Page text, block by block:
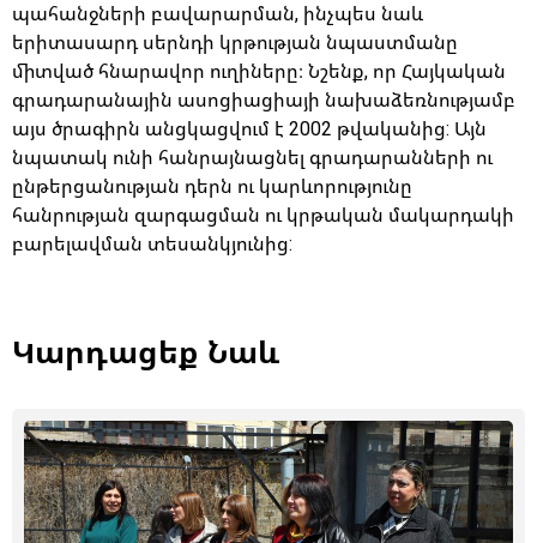
պահանջների բավարարման, ինչպես նաև
երիտասարդ սերնդի կրթության նպաստմանը
միտված հնարավոր ուղիները։ Նշենք, որ Հայկական
գրադարանային ասոցիացիայի նախաձեռնությամբ
այս ծրագիրն անցկացվում է 2002 թվականից: Այն
նպատակ ունի հանրայնացնել գրադարանների ու
ընթերցանության դերն ու կարևորությունը
հանրության զարգացման ու կրթական մակարդակի
բարելավման տեսանկյունից:
Կարդացեք Նաև